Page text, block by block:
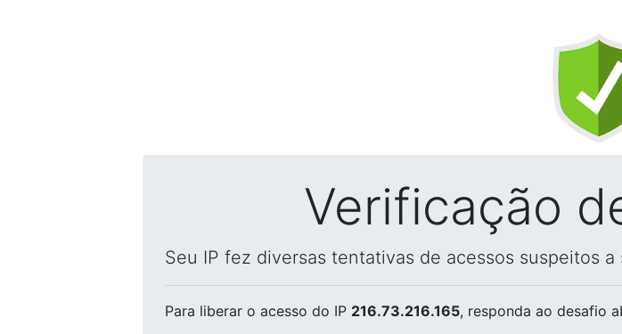
Verificação
Seu IP fez diversas tentativas de acessos suspeitos
Para liberar o acesso do IP 216.73.216.165, responda ao desafio